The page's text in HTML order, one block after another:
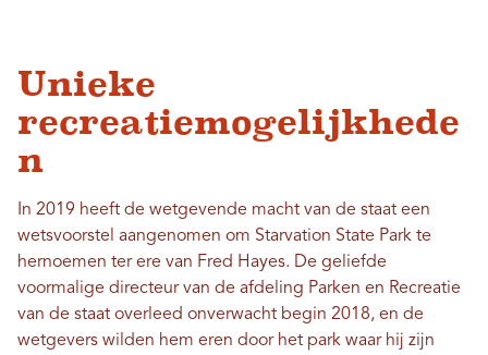
Unieke
recreatiemogelijkhede
n
In 2019 heeft de wetgevende macht van de staat een
wetsvoorstel aangenomen om Starvation State Park te
hernoemen ter ere van Fred Hayes. De geliefde
voormalige directeur van de afdeling Parken en Recreatie
van de staat overleed onverwacht begin 2018, en de
wetgevers wilden hem eren door het park waar hij zijn